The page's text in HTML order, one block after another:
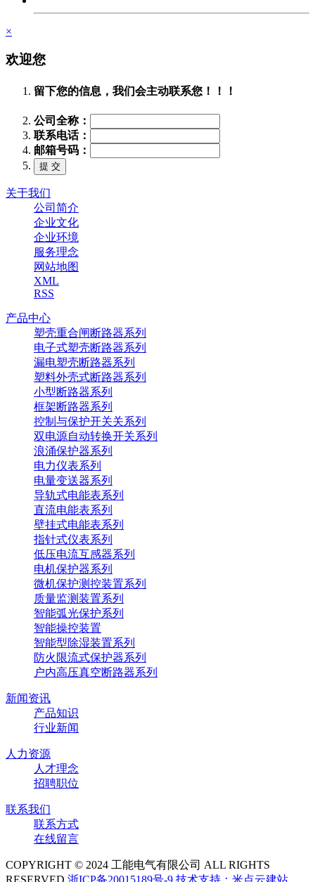
×
欢迎您
留下您的信息，我们会主动联系您！！！
公司全称：
联系电话：
邮箱号码：
关于我们
公司简介
企业文化
企业环境
服务理念
网站地图
XML
RSS
产品中心
塑壳重合闸断路器系列
电子式塑壳断路器系列
漏电塑壳断路器系列
塑料外壳式断路器系列
小型断路器系列
框架断路器系列
控制与保护开关关系列
双电源自动转换开关系列
浪涌保护器系列
电力仪表系列
电量变送器系列
导轨式电能表系列
直流电能表系列
壁挂式电能表系列
指针式仪表系列
低压电流互感器系列
电机保护器系列
微机保护测控装置系列
质量监测装置系列
智能弧光保护系列
智能操控装置
智能型除湿装置系列
防火限流式保护器系列
户内高压真空断路器系列
新闻资讯
产品知识
行业新闻
人力资源
人才理念
招聘职位
联系我们
联系方式
在线留言
COPYRIGHT © 2024 工能电气有限公司 ALL RIGHTS
RESERVED 浙ICP备20015189号-9 技术支持：米点云建站